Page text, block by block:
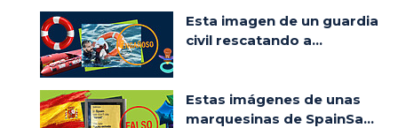
Esta imagen de un guardia
civil rescatando a...
Estas imágenes de unas
marquesinas de SpainSa...